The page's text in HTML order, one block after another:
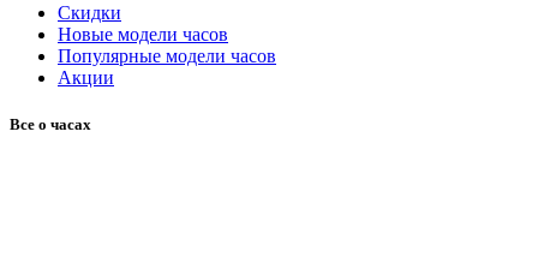
Скидки
Новые модели часов
Популярные модели часов
Акции
Все о часах